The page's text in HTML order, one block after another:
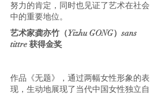
努力的肯定，同时也见证了艺术在社会
中的重要地位。
艺术家龚亦竹（Yizhu GONG）sans
tittre 获得金奖
作品《无题》，通过两幅女性形象的表
现，生动地展现了当代中国女性独立自